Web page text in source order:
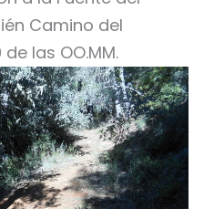
Camino del
las OO.MM.